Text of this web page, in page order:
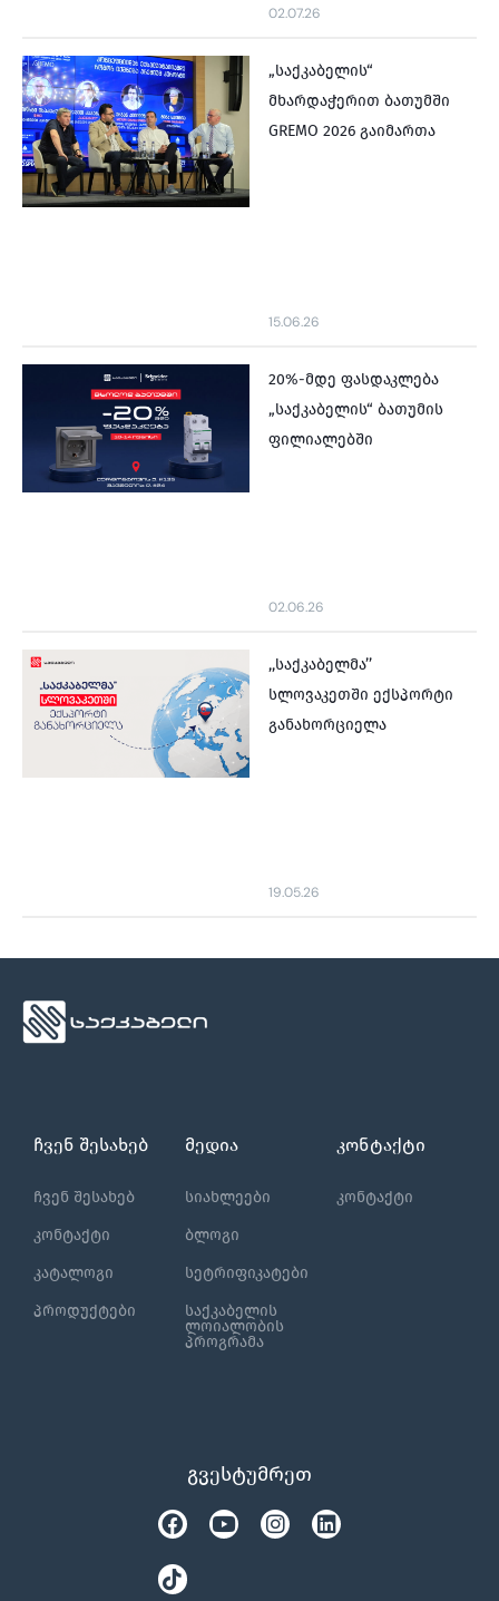
02.07.26
„საქკაბელის“
მხარდაჭერით ბათუმში
GREMO 2026 გაიმართა
15.06.26
20%-მდე ფასდაკლება
„საქკაბელის“ ბათუმის
ფილიალებში
02.06.26
,,საქკაბელმა’’
სლოვაკეთში ექსპორტი
განახორციელა
19.05.26
ჩვენ შესახებ
ჩვენ შესახებ
კონტაქტი
კატალოგი
პროდუქტები
მედია
სიახლეები
ბლოგი
სეტრიფიკატები
საქკაბელის
ლოიალობის
პროგრამა
კონტაქტი
კონტაქტი
გვესტუმრეთ
FacebookYoutubeInstagramLinkedin
Tiktok